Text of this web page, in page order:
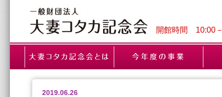
開館時間 10:00
2019.06.26